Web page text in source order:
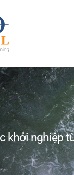
khởi nghiệp